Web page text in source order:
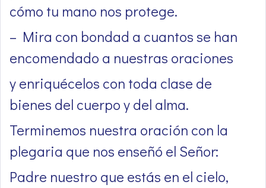
cómo tu mano nos protege.
– Mira con bondad a cuantos se han
encomendado a nuestras oraciones
y enriquécelos con toda clase de
bienes del cuerpo y del alma.
Terminemos nuestra oración con la
plegaria que nos enseñó el Señor:
Padre nuestro que estás en el cielo,